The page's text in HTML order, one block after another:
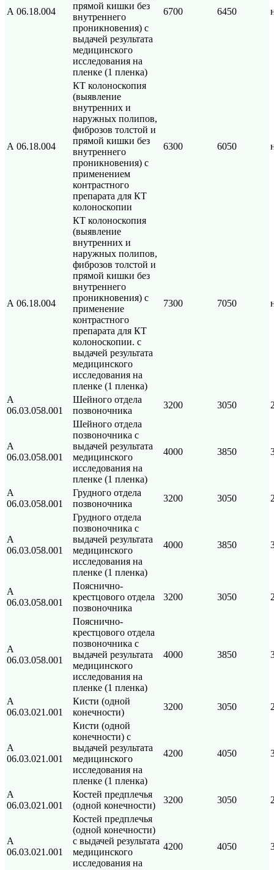
А 06.18.004
прямой кишки без
внутреннего
проникновения) с
выдачей результата
медицинского
исследования на
пленке (1 пленка)
6700 6450
А 06.18.004
КТ колоноскопия
(выявление
внутренних и
наружных полипов,
фиброзов толстой и
прямой кишки без
внутреннего
проникновения) с
применением
контрастного
препарата для КТ
колоноскопии
6300 6050
А 06.18.004
КТ колоноскопия
(выявление
внутренних и
наружных полипов,
фиброзов толстой и
прямой кишки без
внутреннего
проникновения) с
применение
контрастного
препарата для КТ
колоноскопии. с
выдачей результата
медицинского
исследования на
пленке (1 пленка)
7300 7050
А
06.03.058.001
Шейного отдела
позвоночника
3200 3050
А
06.03.058.001
Шейного отдела
позвоночника с
выдачей результата
медицинского
исследования на
пленке (1 пленка)
4000 3850
А
06.03.058.001
Грудного отдела
позвоночника
3200 3050
А
06.03.058.001
Грудного отдела
позвоночника с
выдачей результата
медицинского
исследования на
пленке (1 пленка)
4000 3850
А
06.03.058.001
Пояснично-
крестцового отдела
позвоночника
3200 3050
А
06.03.058.001
Пояснично-
крестцового отдела
позвоночника с
выдачей результата
медицинского
исследования на
пленке (1 пленка)
4000 3850
A
06.03.021.001
Кисти (одной
конечности)
3200 3050
A
06.03.021.001
Кисти (одной
конечности) с
выдачей результата
медицинского
исследования на
пленке (1 пленка)
4200 4050
А
06.03.021.001
Костей предплечья
(одной конечности)
3200 3050
А
06.03.021.001
Костей предплечья
(одной конечности)
с выдачей результата
медицинского
исследования на
4200 4050